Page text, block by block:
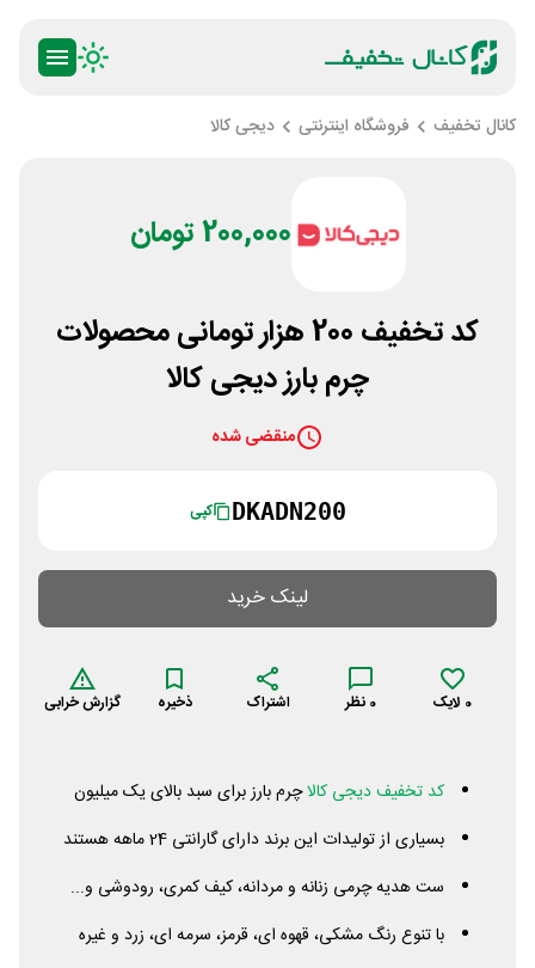
کانال تخفیف فروشگاه اینترنتی دیجی کالا
200,000 تومان
کد تخفیف 200 هزار تومانی محصولات
چرم بارز دیجی کالا
منقضی شده
DKADN200 کپی
لینک خرید
0 لایک 0 نظر اشتراک ذخیره گزارش خرابی
کد تخفیف دیجی کالاچرم بارز برای سبد بالای یک میلیون
بسیاری از تولیدات این برند دارای گارانتی 24 ماهه هستند
ست هدیه چرمی زنانه و مردانه، کیف کمری، رودوشی و...
با تنوع رنگ مشکی، قهوه ای، قرمز، سرمه ای، زرد و غیره